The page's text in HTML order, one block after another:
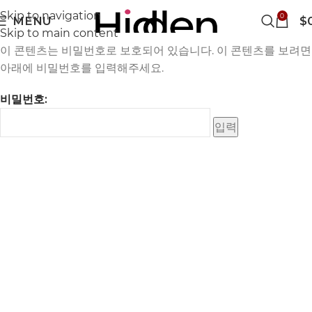
Skip to navigation
Skip to main content
MENU 0 $
이 콘텐츠는 비밀번호로 보호되어 있습니다. 이 콘텐츠를 보려면
아래에 비밀번호를 입력해주세요.
비밀번호: